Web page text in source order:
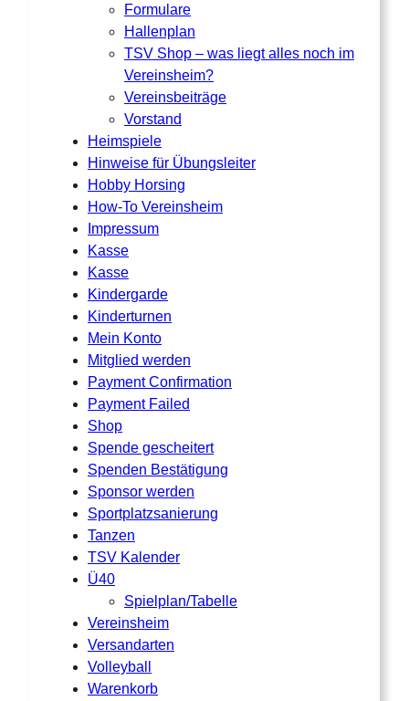
Formulare
Hallenplan
TSV Shop – was liegt alles noch im
Vereinsheim?
Vereinsbeiträge
Vorstand
Heimspiele
Hinweise für Übungsleiter
Hobby Horsing
How-To Vereinsheim
Impressum
Kasse
Kasse
Kindergarde
Kinderturnen
Mein Konto
Mitglied werden
Payment Confirmation
Payment Failed
Shop
Spende gescheitert
Spenden Bestätigung
Sponsor werden
Sportplatzsanierung
Tanzen
TSV Kalender
Ü40
Spielplan/Tabelle
Vereinsheim
Versandarten
Volleyball
Warenkorb